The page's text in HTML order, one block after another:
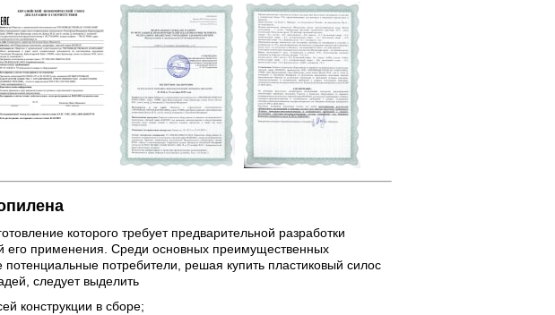
которого требует предварительной разработки
его применения. Среди основных преимущественных
потребители, решая купить пластиковый силос
следует выделить
конструкции в сборе;